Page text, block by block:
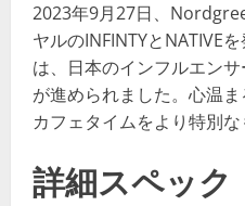
2023年9月27日、
ヤルのINFINTYとNATIVE
は、日本のインフルエン
が進められました。心温
カフェタイムをより特別な
詳細スペック